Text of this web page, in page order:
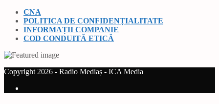
CNA
POLITICA DE CONFIDENȚIALITATE
INFORMAȚII COMPANIE
COD CONDUITĂ ETICĂ
Copyright 2026 - Radio Mediaș - ICA Media